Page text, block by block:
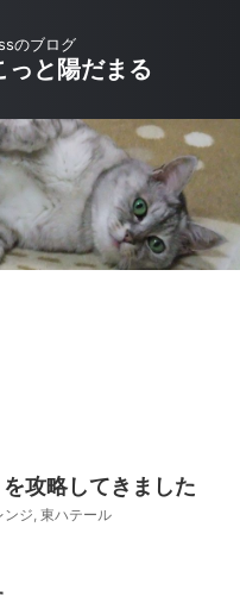
のブログ
っと陽だまる
攻略してきました
ンジ 東ハテール